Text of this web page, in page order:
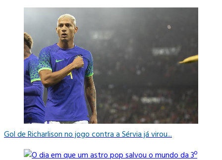
Gol de Richarlison no jogo contra a Sérvia já virou...